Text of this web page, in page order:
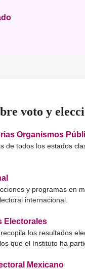
voto y
Organismos
de todos los estados
y programas en
internacional.
Electorales
los resultados
que el Instituto ha
Mexicano